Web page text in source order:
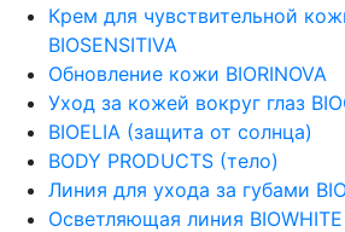
Крем для чувствительной
BIOSENSITIVA
Обновление кожи BIORINOVA
Уход за кожей вокруг глаз
BIOELIA (защита от солнца)
BODY PRODUCTS (тело)
Линия для ухода за губами
Осветляющая линия BIOWHITE